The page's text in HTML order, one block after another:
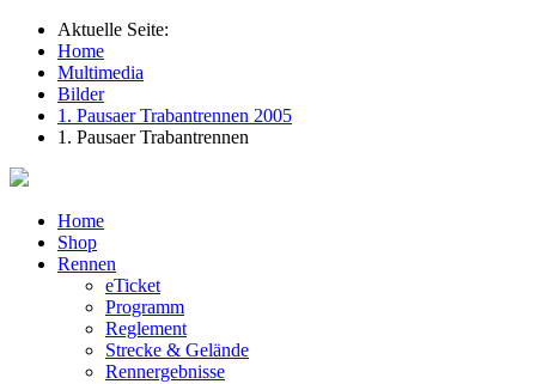
Aktuelle Seite:
Home
Multimedia
Bilder
1. Pausaer Trabantrennen 2005
1. Pausaer Trabantrennen
Home
Shop
Rennen
eTicket
Programm
Reglement
Strecke & Gelände
Rennergebnisse